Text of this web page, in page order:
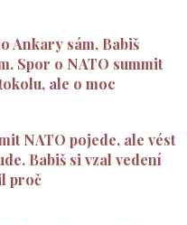
Ankary sám, Babiš
Spor o NATO summit
ale o moc
NATO pojede, ale vést
Babiš si vzal vedení
proč